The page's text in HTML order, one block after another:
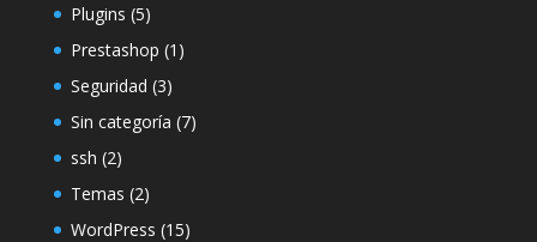
Plugins (5)
Prestashop (1)
Seguridad (3)
Sin categoría (7)
ssh (2)
Temas (2)
WordPress (15)